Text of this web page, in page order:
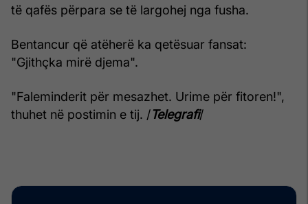
të qafës përpara se të largohej nga fusha.
Bentancur që atëherë ka qetësuar fansat:
"Gjithçka mirë djema".
"Faleminderit për mesazhet. Urime për fitoren!",
thuhet në postimin e tij. /Telegrafi/